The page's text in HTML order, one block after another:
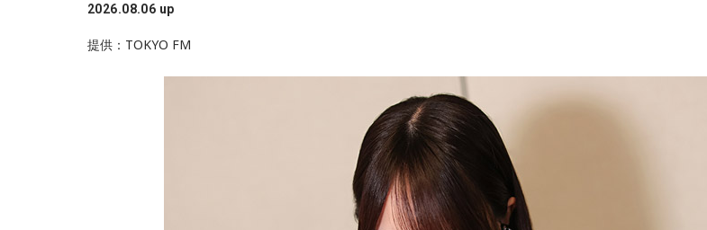
さらに、ホースセラピーについても自身の経験を交えて語った。大学時代に所属していた馬術部
どもたちを招いた体験会が行われており、馬に乗ることで身体を自然に動かすきっかけになった
ら景色を見ることで自信や自己肯定感につながったりする姿を目にしていたという。
今回の訪問を通じて、馬が競技や競走だけではなく、さまざまな形で人を支える存在であること
菅井。「いろいろな形で人を助けてくれる馬たちが今後もいろいろな場所で幸せに暮らせるよう
2026.08.06 up
提供：TOKYO FM